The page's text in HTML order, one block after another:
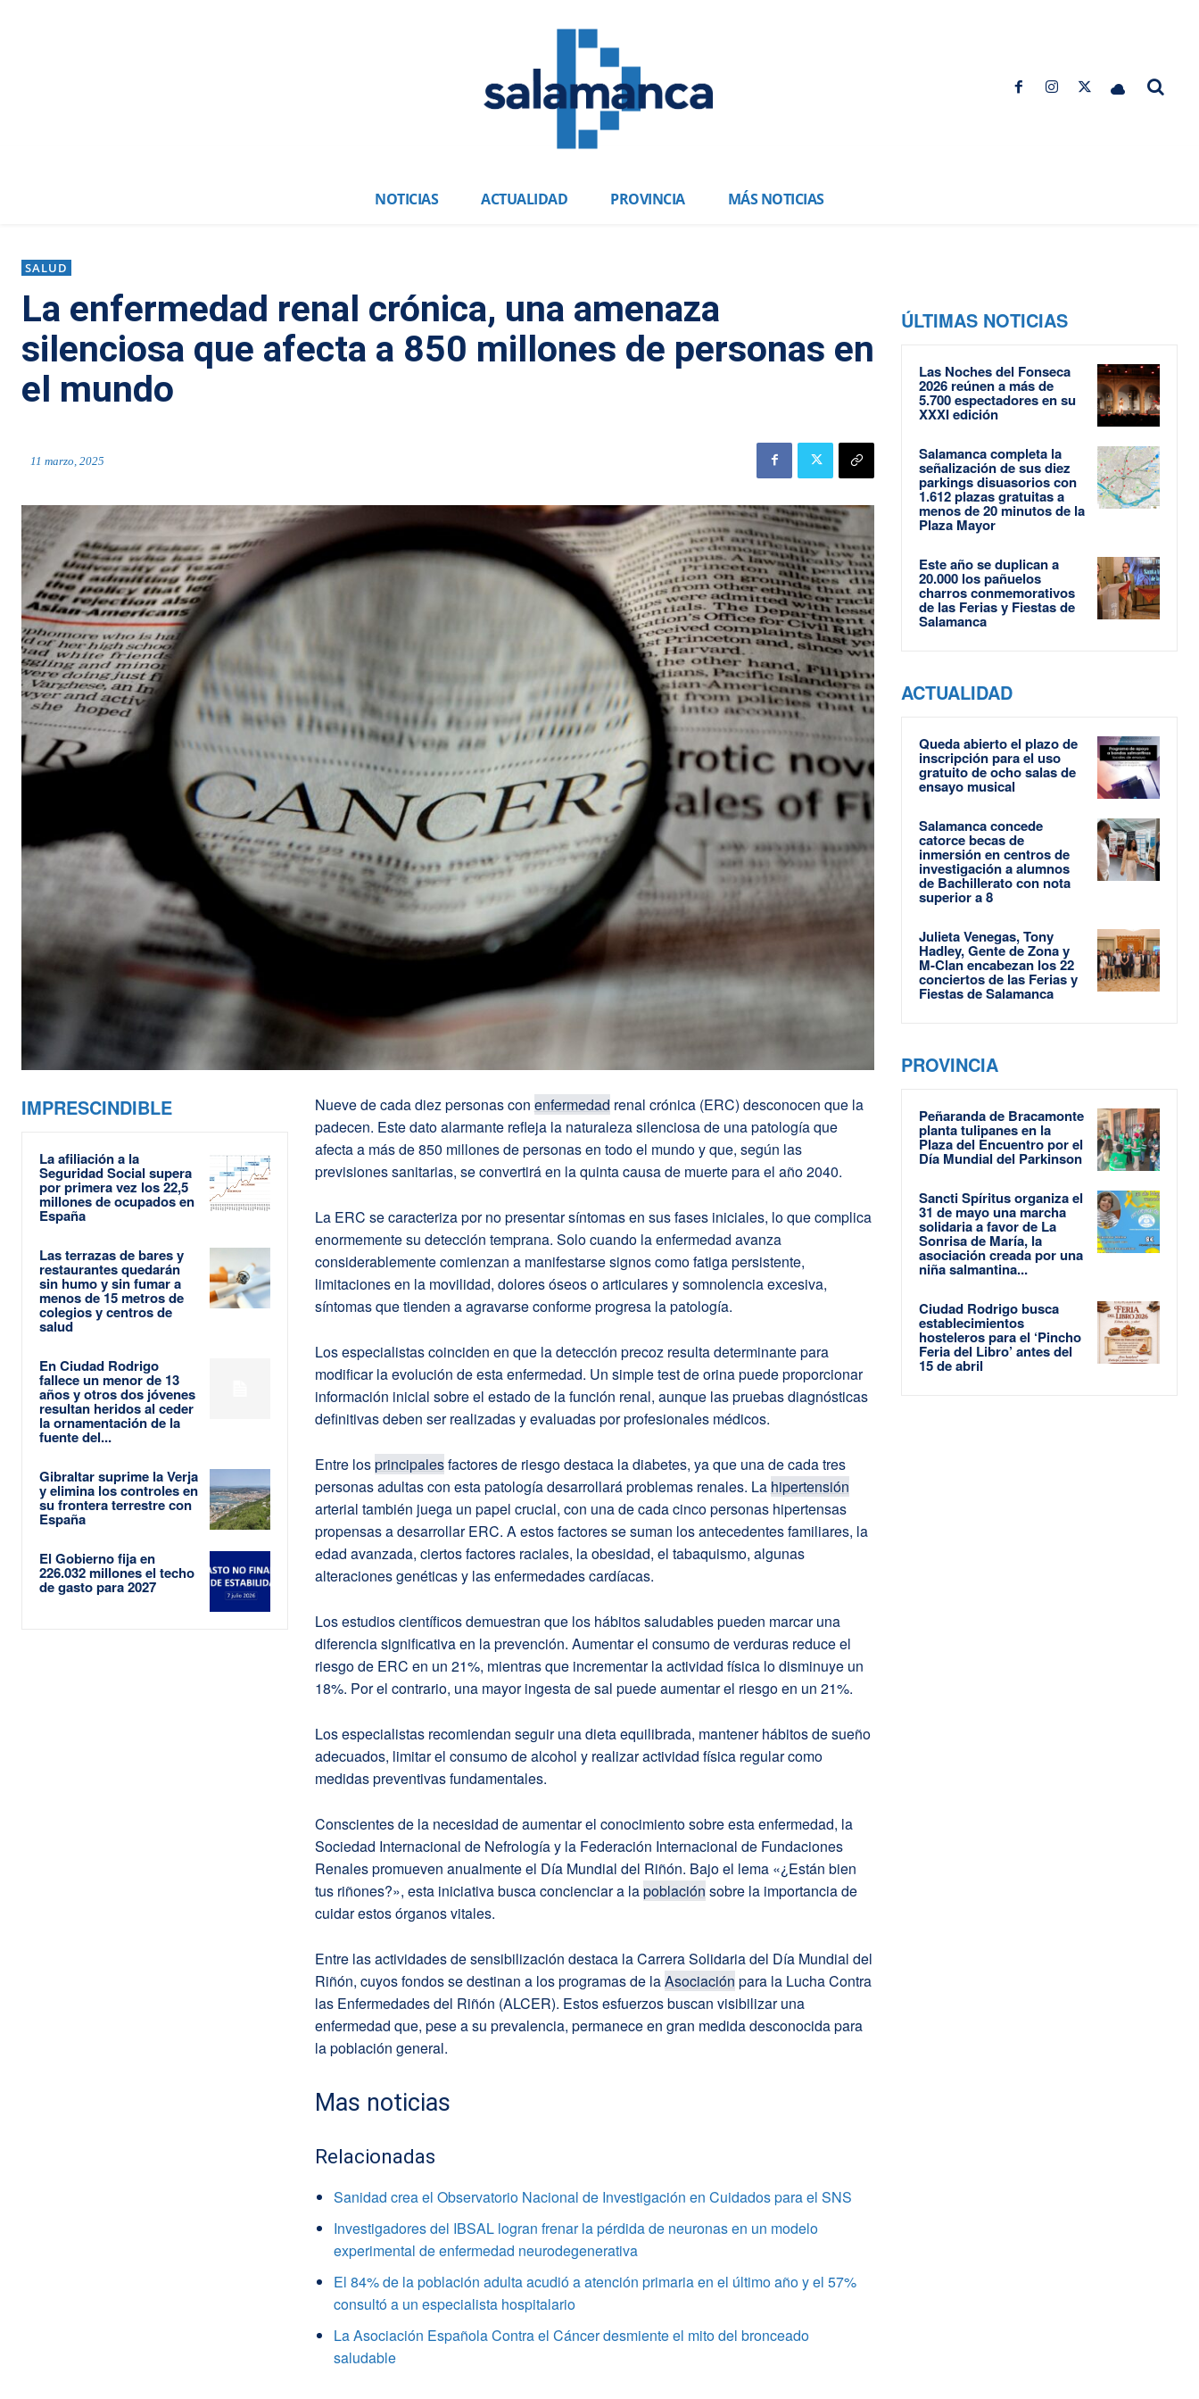
NOTICIAS ACTUALIDAD PROVINCIA MÁS NOTICIAS
SALUD
La enfermedad renal crónica, una amenaza
silenciosa que afecta a 850 millones de personas en
el mundo
11 marzo, 2025
IMPRESCINDIBLE
La afiliación a la
Seguridad Social supera
por primera vez los 22,5
millones de ocupados en
España
Las terrazas de bares y
restaurantes quedarán
sin humo y sin fumar a
menos de 15 metros de
colegios y centros de
salud
En Ciudad Rodrigo
fallece un menor de 13
años y otros dos jóvenes
resultan heridos al ceder
la ornamentación de la
fuente del...
Gibraltar suprime la Verja
y elimina los controles en
su frontera terrestre con
España
El Gobierno fija en
226.032 millones el techo
de gasto para 2027
Nueve de cada diez personas con enfermedad renal crónica (ERC) desconocen que la
padecen. Este dato alarmante refleja la naturaleza silenciosa de una patología que
afecta a más de 850 millones de personas en todo el mundo y que, según las
previsiones sanitarias, se convertirá en la quinta causa de muerte para el año 2040.
La ERC se caracteriza por no presentar síntomas en sus fases iniciales, lo que complica
enormemente su detección temprana. Solo cuando la enfermedad avanza
considerablemente comienzan a manifestarse signos como fatiga persistente,
limitaciones en la movilidad, dolores óseos o articulares y somnolencia excesiva,
síntomas que tienden a agravarse conforme progresa la patología.
Los especialistas coinciden en que la detección precoz resulta determinante para
modificar la evolución de esta enfermedad. Un simple test de orina puede proporcionar
información inicial sobre el estado de la función renal, aunque las pruebas diagnósticas
definitivas deben ser realizadas y evaluadas por profesionales médicos.
Entre losprincipalesfactores de riesgo destaca la diabetes, ya que una de cada tres
personas adultas con esta patología desarrollará problemas renales. La hipertensión
arterial también juega un papel crucial, con una de cada cinco personas hipertensas
propensas a desarrollar ERC. A estos factores se suman los antecedentes familiares, la
edad avanzada, ciertos factores raciales, la obesidad, el tabaquismo, algunas
alteraciones genéticas y las enfermedades cardíacas.
Los estudios científicos demuestran que los hábitos saludables pueden marcar una
diferencia significativa en la prevención. Aumentar el consumo de verduras reduce el
riesgo de ERC en un 21%, mientras que incrementar la actividad física lo disminuye un
18%. Por el contrario, una mayor ingesta de sal puede aumentar el riesgo en un 21%.
Los especialistas recomiendan seguir una dieta equilibrada, mantener hábitos de sueño
adecuados, limitar el consumo de alcohol y realizar actividad física regular como
medidas preventivas fundamentales.
Conscientes de la necesidad de aumentar el conocimiento sobre esta enfermedad, la
Sociedad Internacional de Nefrología y la Federación Internacional de Fundaciones
Renales promueven anualmente el Día Mundial del Riñón. Bajo el lema «¿Están bien
tus riñones?», esta iniciativa busca concienciar a lapoblación sobre la importancia de
cuidar estos órganos vitales.
Entre las actividades de sensibilización destaca la Carrera Solidaria del Día Mundial del
Riñón, cuyos fondos se destinan a los programas de laAsociación para la Lucha Contra
las Enfermedades del Riñón (ALCER). Estos esfuerzos buscan visibilizar una
enfermedad que, pese a su prevalencia, permanece en gran medida desconocida para
la población general.
Mas noticias
Relacionadas
Sanidad crea el Observatorio Nacional de Investigación en Cuidados para el SNS
Investigadores del IBSAL logran frenar la pérdida de neuronas en un modelo
experimental de enfermedad neurodegenerativa
El 84% de la población adulta acudió a atención primaria en el último año y el 57%
consultó a un especialista hospitalario
La Asociación Española Contra el Cáncer desmiente el mito del bronceado
saludable
ÚLTIMAS NOTICIAS
Las Noches del Fonseca
2026 reúnen a más de
5.700 espectadores en su
XXXI edición
Salamanca completa la
señalización de sus diez
parkings disuasorios con
1.612 plazas gratuitas a
menos de 20 minutos de la
Plaza Mayor
Este año se duplican a
20.000 los pañuelos
charros conmemorativos
de las Ferias y Fiestas de
Salamanca
ACTUALIDAD
Queda abierto el plazo de
inscripción para el uso
gratuito de ocho salas de
ensayo musical
Salamanca concede
catorce becas de
inmersión en centros de
investigación a alumnos
de Bachillerato con nota
superior a 8
Julieta Venegas, Tony
Hadley, Gente de Zona y
M-Clan encabezan los 22
conciertos de las Ferias y
Fiestas de Salamanca
PROVINCIA
Peñaranda de Bracamonte
planta tulipanes en la
Plaza del Encuentro por el
Día Mundial del Parkinson
Sancti Spíritus organiza el
31 de mayo una marcha
solidaria a favor de La
Sonrisa de María, la
asociación creada por una
niña salmantina...
Ciudad Rodrigo busca
establecimientos
hosteleros para el ‘Pincho
Feria del Libro’ antes del
15 de abril